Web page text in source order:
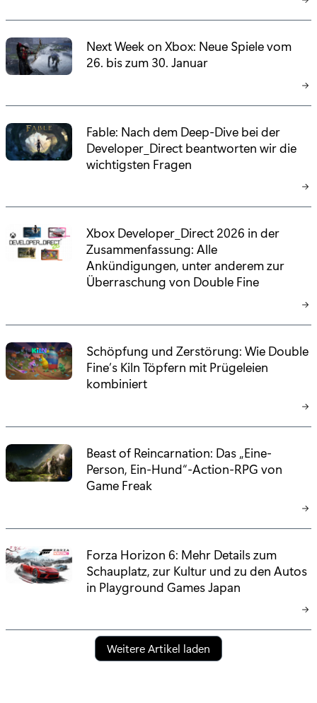
Next Week on Xbox: Neue Spiele vom
26. bis zum 30. Januar
Fable: Nach dem Deep-Dive bei der
Developer_Direct beantworten wir die
wichtigsten Fragen
Xbox Developer_Direct 2026 in der
Zusammenfassung: Alle
Ankündigungen, unter anderem zur
Überraschung von Double Fine
Schöpfung und Zerstörung: Wie Double
Fine’s Kiln Töpfern mit Prügeleien
kombiniert
Beast of Reincarnation: Das „Eine-
Person, Ein-Hund“-Action-RPG von
Game Freak
Forza Horizon 6: Mehr Details zum
Schauplatz, zur Kultur und zu den Autos
in Playground Games Japan
Weitere Artikel laden